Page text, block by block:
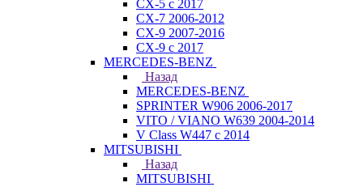
CX-5 с 2017
CX-7 2006-2012
CX-9 2007-2016
CX-9 с 2017
MERCEDES-BENZ
Назад
MERCEDES-BENZ
SPRINTER W906 2006-2017
VITO / VIANO W639 2004-2014
V Class W447 с 2014
MITSUBISHI
Назад
MITSUBISHI